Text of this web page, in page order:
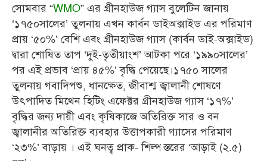
সোমবার “WMO” এর গ্রীনহাউজ গ্যাস বুলেটিন জানায়
‘১৭৫০সালের’ তুলনায় এখন কার্বন ডাইঅক্সাইড এর পরিমাণ
প্রায় ‘৫০%’ বেশি এবং গ্রীনহাউজ গ্যাস (কার্বন ডাই-অক্সাইড)
দ্বারা শোষিত তাপ ‘দুই-তৃতীয়াংশ’ আটকা পরে ‘১৯৯০সালের’
পর এই প্রভাব ‘প্রায় ৪৫%’ বৃদ্ধি পেয়েছে।১৭৫০ সালের
তুলনায় গবাদিপশু, ধানক্ষেত, জীবাশ্ম জ্বালানী শোষণে
উৎপাদিত মিথেন হিটিং এফেক্টর গ্রীনহাউজ গ্যাস ‘১৭%’
বৃদ্ধির জন্য দায়ী এবং কৃষিকাজে অতিরিক্ত সার ও বন
জ্বালানীর অতিরিক্ত ব্যবহার উত্তাপকারী গ্যাসের পরিমাণ
‘২৩%’ বাড়ায় । এই ঘনত্ব প্রাক- শিল্প স্তরের ‘আড়াই (২.৫)